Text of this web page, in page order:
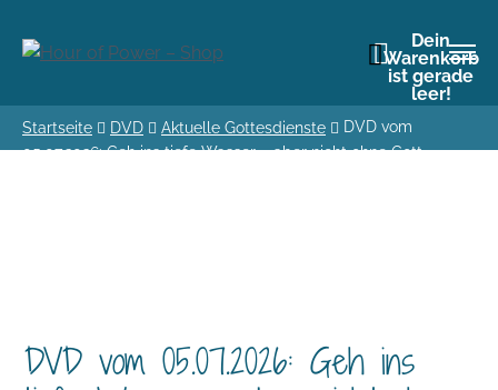
Dein
Warenkorb
ist gerade
leer!
Startseite DVD Aktuelle Gottesdienste
DVD vom
05.07.2026: Geh ins tiefe Wasser – aber nicht ohne Gott
DVD vom 05.07.2026: Geh ins